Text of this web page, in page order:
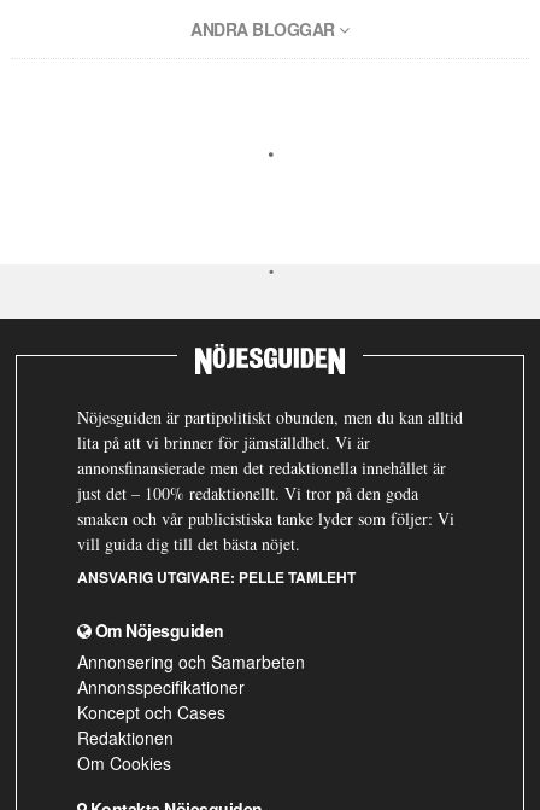
ANDRA BLOGGAR
Nöjesguiden är partipolitiskt obunden, men du kan alltid
lita på att vi brinner för jämställdhet. Vi är
annonsfinansierade men det redaktionella innehållet är
just det – 100% redaktionellt. Vi tror på den goda
smaken och vår publicistiska tanke lyder som följer: Vi
vill guida dig till det bästa nöjet.
ANSVARIG UTGIVARE: PELLE TAMLEHT
Om Nöjesguiden
Annonsering och Samarbeten
Annonsspecifikationer
Koncept och Cases
Redaktionen
Om Cookies